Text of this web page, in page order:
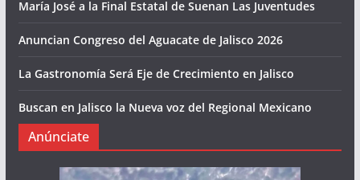
María José a la Final Estatal de Suenan Las Juventudes
Anuncian Congreso del Aguacate de Jalisco 2026
La Gastronomía Será Eje de Crecimiento en Jalisco
Buscan en Jalisco la Nueva voz del Regional Mexicano
Anúnciate